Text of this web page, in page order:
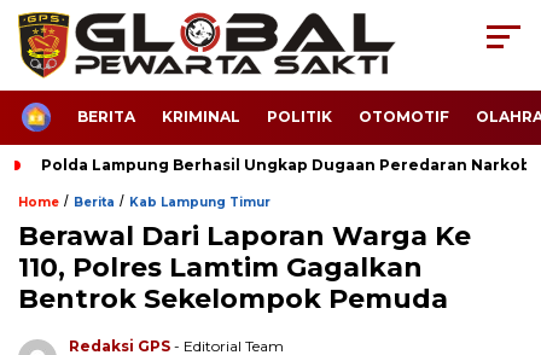
HOMEBERITA KRIMINAL POLITIK OTOMOTIF
Polda Lampung Berhasil Ungkap Dugaan Peredaran
Home / Berita / Kab Lampung Timur
Berawal Dari Laporan Warga Ke
110, Polres Lamtim Gagalkan
Bentrok Sekelompok Pemuda
Redaksi GPS - Editorial Team